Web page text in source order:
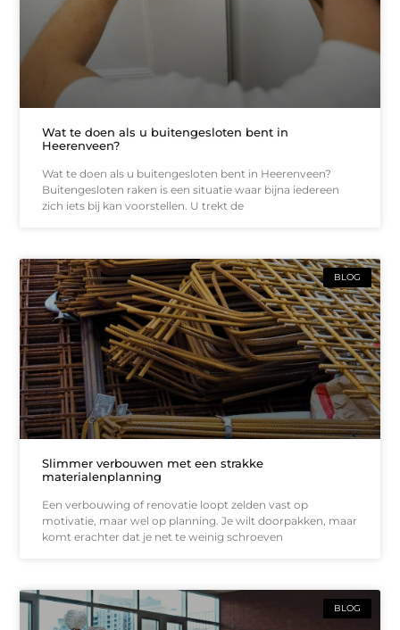
Wat te doen als u buitengesloten bent in
Heerenveen?
Wat te doen als u buitengesloten bent in Heerenveen?
Buitengesloten raken is een situatie waar bijna iedereen
zich iets bij kan voorstellen. U trekt de
BLOG
Slimmer verbouwen met een strakke
materialenplanning
Een verbouwing of renovatie loopt zelden vast op
motivatie, maar wel op planning. Je wilt doorpakken, maar
komt erachter dat je net te weinig schroeven
BLOG